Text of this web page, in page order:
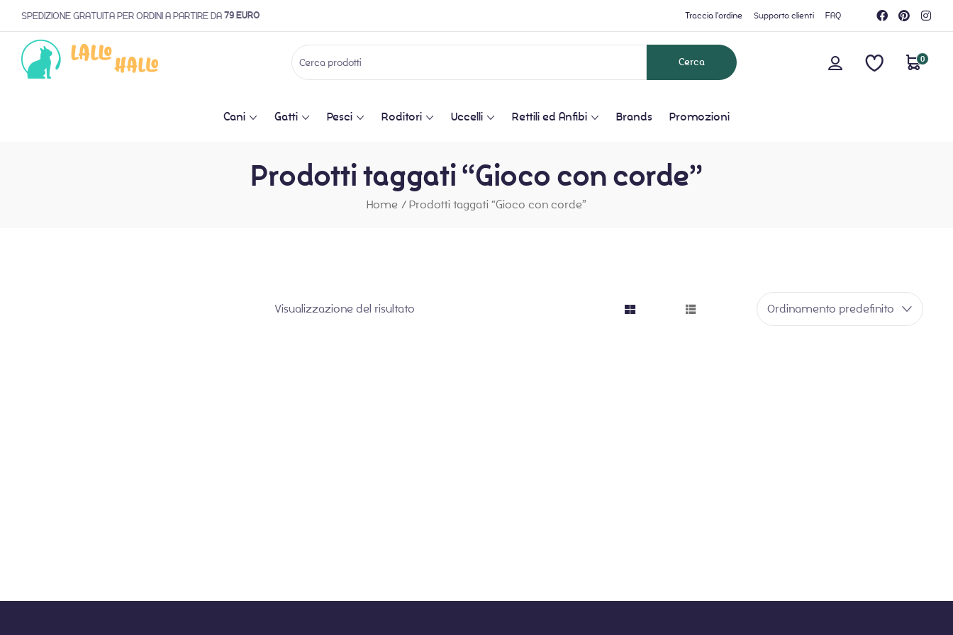
SPEDIZIONE GRATUITA PER ORDINI A PARTIRE DA79 EURO Traccia l'ordine Supporto clienti FAQ
0
Cani Gatti Pesci Roditori Uccelli Rettili ed Anfibi Brands Promozioni
Prodotti taggati “Gioco con corde”
Home / Prodotti taggati “Gioco con corde”
Visualizzazione del risultato list button Ordinamento predefinito